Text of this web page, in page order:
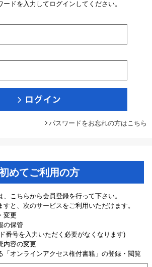
ドを入力してログインしてください。
パスワードをお忘れの方はこちら
めてご利用の方
こちらから会員登録を行って下さい。
と、次のサービスをご利用いただけます。
変更
の保管
番号を入力いただく必要がなくなります)
内容の変更
「オンラインアクセス権付書籍」の登録・閲覧